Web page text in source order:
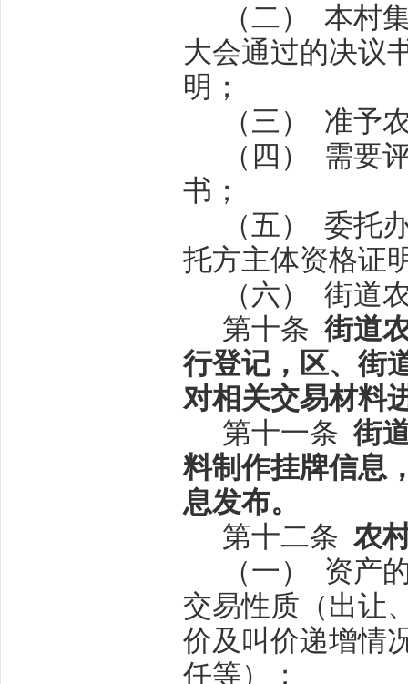
（二）
本村
大会通过的决议
明；
（三）
准予
（四）
需要
书；
（五）
委托
托方主体资格证
（六）
街道
第十条 街道
行登记，区、街
对相关交易材料
第十一条 街
料制作挂牌信息
息发布。
第十二条 农
（一）
资产
交易性质（出让
价及叫价递增情
任等）；